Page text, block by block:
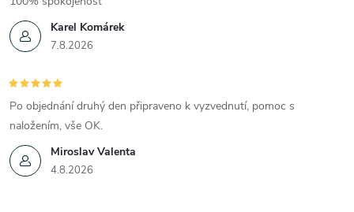
ý
p
i
s
u
Karel Komárek
7.8.2026
Miroslav Valenta
4.8.2026
Po objednání druhý den připraveno k vyzvednutí, pomoc s
naložením, vše OK.